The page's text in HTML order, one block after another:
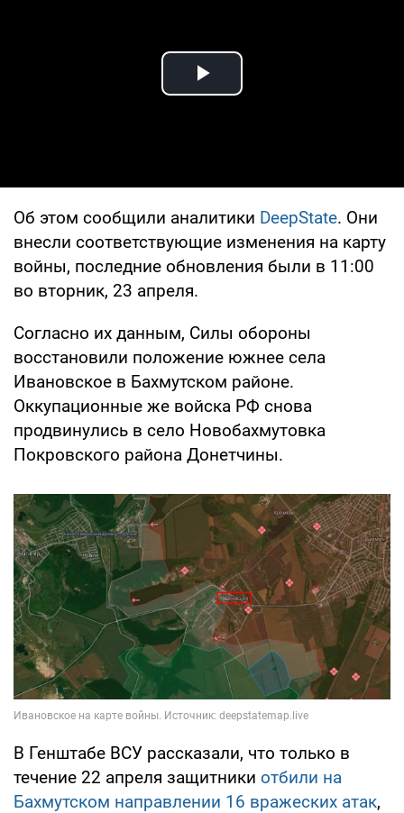
Play Video
Об этом сообщили аналитики DeepState. Они
внесли соответствующие изменения на карту
войны, последние обновления были в 11:00
во вторник, 23 апреля.
Согласно их данным, Силы обороны
восстановили положение южнее села
Ивановское в Бахмутском районе.
Оккупационные же войска РФ снова
продвинулись в село Новобахмутовка
Покровского района Донетчины.
В Генштабе ВСУ рассказали, что только в
течение 22 апреля защитники отбили на
Бахмутском направлении 16 вражеских атак,